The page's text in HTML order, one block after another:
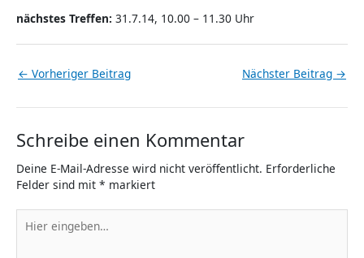
nächstes Treffen: 31.7.14, 10.00 – 11.30 Uhr
← Vorheriger Beitrag Nächster Beitrag →
Schreibe einen Kommentar
Deine E-Mail-Adresse wird nicht veröffentlicht. Erforderliche
Felder sind mit * markiert
eingeben…